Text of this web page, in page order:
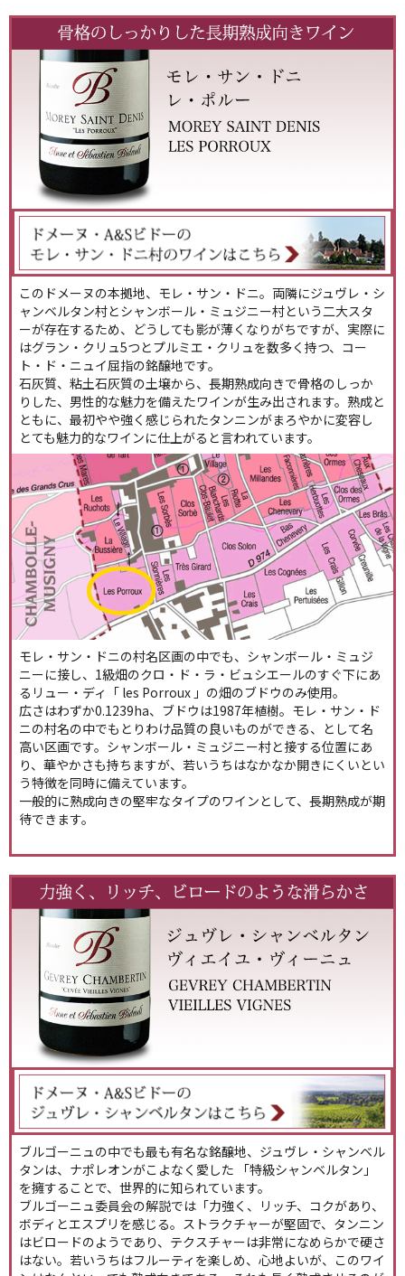
このドメーヌの本拠地、モレ・サン・ドニ。両隣にジュヴレ・シ
ャンベルタン村とシャンボール・ミュジニー村という二大スタ
ーが存在するため、どうしても影が薄くなりがちですが、実際に
はグラン・クリュ5つとプルミエ・クリュを数多く持つ、コー
ト・ド・ニュイ屈指の銘醸地です。
石灰質、粘土石灰質の土壌から、長期熟成向きで骨格のしっか
りした、男性的な魅力を備えたワインが生み出されます。熟成と
ともに、最初やや強く感じられたタンニンがまろやかに変容し
とても魅力的なワインに仕上がると言われています。
モレ・サン・ドニの村名区画の中でも、シャンボール・ミュジ
ニーに接し、1級畑のクロ・ド・ラ・ビュシエールのすぐ下にあ
るリュー・ディ「 les Porroux 」の畑のブドウのみ使用。
広さはわずか0.1239ha、ブドウは1987年植樹。モレ・サン・ド
ニの村名の中でもとりわけ品質の良いものができる、として名
高い区画です。シャンボール・ミュジニー村と接する位置にあ
り、華やかさも持ちますが、若いうちはなかなか開きにくいとい
う特徴を同時に備えています。
一般的に熟成向きの堅牢なタイプのワインとして、長期熟成が期
待できます。
ブルゴーニュの中でも最も有名な銘醸地、ジュヴレ・シャンベル
タンは、ナポレオンがこよなく愛した 「特級シャンベルタン」
を擁することで、世界的に知られています。
ブルゴーニュ委員会の解説では「力強く、リッチ、コクがあり、
ボディとエスプリを感じる。ストラクチャーが堅固で、タンニン
はビロードのようであり、テクスチャーは非常になめらかで硬さ
はない。若いうちはフルーティを楽しめ、心地よいが、このワイ